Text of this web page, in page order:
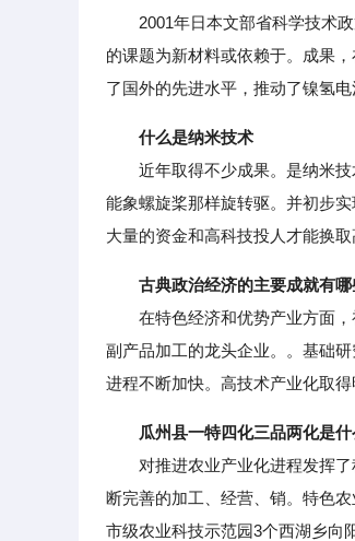
2001年日本文部省科学技术政
的课题为新材料或依赖于。成果
了国外的先进水平，推动了镍氢电
什么是纳米技术
近年取得不少成果。是纳米技
能象螺旋桨那样旋转驱。并初步
大量的资金和高科技投人才能换取
古典政治经济的主要成就有哪
在特色经济和优势产业方面，
副产品加工的龙头企业。。基础
进程不断加快。高技术产业化取得
瓜州县一特四化三品两化是什
对推进农业产业化进程发挥了
断完善的加工、经营、销。特色
市级农业科技示范园3个西湖乡向